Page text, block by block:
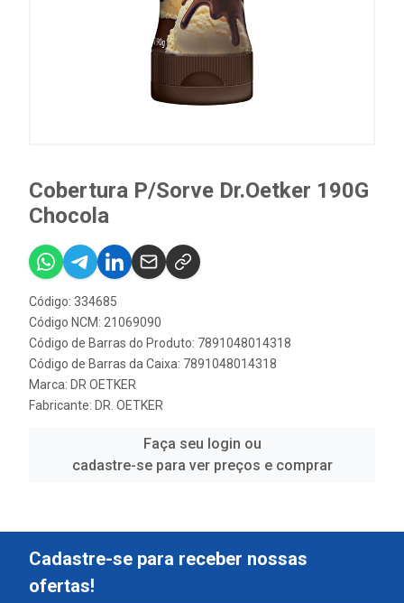
Cobertura P/Sorve Dr.Oetker 190G
Chocola
Código: 334685
Código NCM: 21069090
Código de Barras do Produto: 7891048014318
Código de Barras da Caixa: 7891048014318
Marca: DR OETKER
Fabricante: DR. OETKER
Faça seu login ou
cadastre-se para ver preços e comprar
Cadastre-se para receber nossas
ofertas!